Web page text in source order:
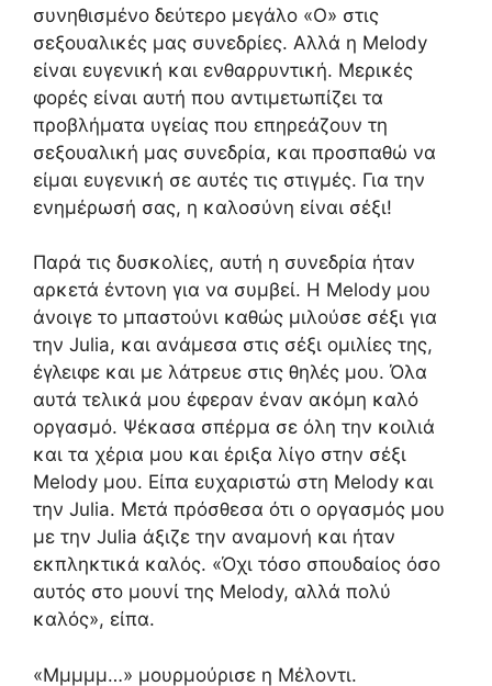
συνηθισμένο δεύτερο μεγάλο «Ο» στις
σεξουαλικές μας συνεδρίες. Αλλά η Melody
είναι ευγενική και ενθαρρυντική. Μερικές
φορές είναι αυτή που αντιμετωπίζει τα
προβλήματα υγείας που επηρεάζουν τη
σεξουαλική μας συνεδρία, και προσπαθώ να
είμαι ευγενική σε αυτές τις στιγμές. Για την
ενημέρωσή σας, η καλοσύνη είναι σέξι!
Παρά τις δυσκολίες, αυτή η συνεδρία ήταν
αρκετά έντονη για να συμβεί. Η Melody μου
άνοιγε το μπαστούνι καθώς μιλούσε σέξι για
την Julia, και ανάμεσα στις σέξι ομιλίες της,
έγλειφε και με λάτρευε στις θηλές μου. Όλα
αυτά τελικά μου έφεραν έναν ακόμη καλό
οργασμό. Ψέκασα σπέρμα σε όλη την κοιλιά
και τα χέρια μου και έριξα λίγο στην σέξι
Melody μου. Είπα ευχαριστώ στη Melody και
την Julia. Μετά πρόσθεσα ότι ο οργασμός μου
με την Julia άξιζε την αναμονή και ήταν
εκπληκτικά καλός. «Όχι τόσο σπουδαίος όσο
αυτός στο μουνί της Melody, αλλά πολύ
καλός», είπα.
«Μμμμμ…» μουρμούρισε η Μέλοντι.